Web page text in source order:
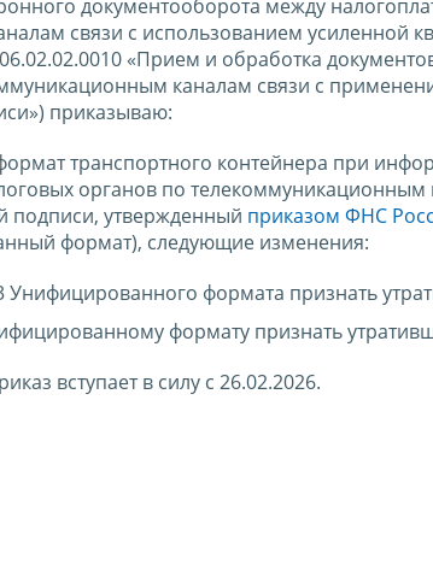
документооборота между
связи с использованием усиленной
«Прием и обработка
каналам связи с
приказываю:
транспортного контейнера при
органов по телекоммуникационным
подписи, утвержденный приказом ФНС
формат), следующие изменения:
Унифицированного формата признать
формату признать
вступает в силу с 26.02.2026.